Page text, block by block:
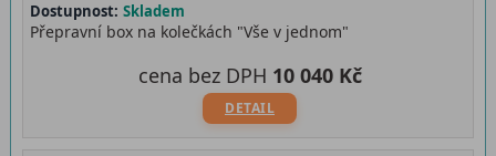
Dostupnost: Skladem
Přepravní box na kolečkách "Vše v jednom"
DETAIL
cena bez DPH 10 040 Kč